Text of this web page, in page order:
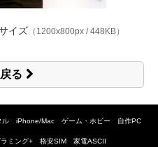
イズ （1200x800px / 448KB）
る
ル iPhone/Mac ゲーム・ホビー 自作PC
ミング+ 格安SIM 家電ASCII